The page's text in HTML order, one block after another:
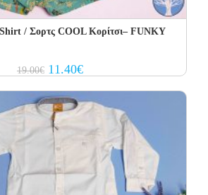
/ Σορτς COOL Κορίτσι– FUNKY
19.00€ Original
price
19.00€.
11.40€Current
price